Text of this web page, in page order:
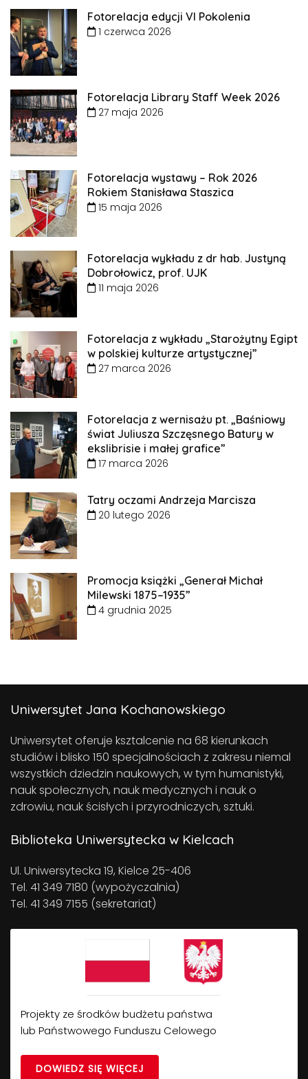
Fotorelacja edycji VI Pokolenia
1 czerwca 2026
Fotorelacja Library Staff Week 2026
27 maja 2026
Fotorelacja wystawy – Rok 2026
Rokiem Stanisława Staszica
15 maja 2026
Fotorelacja wykładu z dr hab. Justyną
Dobrołowicz, prof. UJK
11 maja 2026
Fotorelacja z wykładu „Starożytny Egipt
w polskiej kulturze artystycznej”
27 marca 2026
Fotorelacja z wernisażu pt. „Baśniowy
świat Juliusza Szczęsnego Batury w
ekslibrisie i małej grafice”
17 marca 2026
Tatry oczami Andrzeja Marcisza
20 lutego 2026
Promocja książki „Generał Michał
Milewski 1875–1935”
4 grudnia 2025
Uniwersytet Jana Kochanowskiego
Uniwersytet oferuje ksztalcenie na 68 kierunkach
studiów i blisko 150 specjalnościach z zakresu niemal
wszystkich dziedzin naukowych, w tym humanistyki,
nauk społecznych, nauk medycznych i nauk o
zdrowiu, nauk ścisłych i przyrodniczych, sztuki.
Biblioteka Uniwersytecka w Kielcach
Ul. Uniwersytecka 19, Kielce 25-406
Tel. 41 349 7180 (wypożyczalnia)
Tel. 41 349 7155 (sekretariat)
Projekty ze środków budżetu państwa
lub Państwowego Funduszu Celowego
DOWIEDZ SIĘ WIĘCEJ